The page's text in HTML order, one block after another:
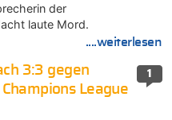
der
laute Mord.
....weiterlesen
1
3:3 gegen
League